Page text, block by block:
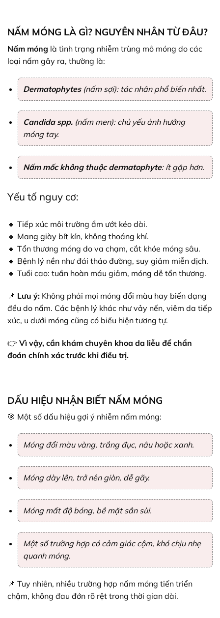
NẤM MÓNG LÀ GÌ? NGUYÊN NHÂN TỪ ĐÂU?
Nấm móng là tình trạng nhiễm trùng mô móng do các
loại nấm gây ra, thường là:
Dermatophytes(nấm sợi): tác nhân phổ biến nhất.
Candida spp.(nấm men): chủ yếu ảnh hưởng
móng tay.
Nấm mốc không thuộc dermatophyte: ít gặp hơn.
Yếu tố nguy cơ:
🔸 Tiếp xúc môi trường ẩm ướt kéo dài.
🔸 Mang giày bít kín, không thoáng khí.
🔸 Tổn thương móng do va chạm, cắt khóe móng sâu.
🔸 Bệnh lý nền như đái tháo đường, suy giảm miễn dịch.
🔸 Tuổi cao: tuần hoàn máu giảm, móng dễ tổn thương.
📌 Lưu ý: Không phải mọi móng đổi màu hay biến dạng
đều do nấm. Các bệnh lý khác như vảy nến, viêm da tiếp
xúc, u dưới móng cũng có biểu hiện tương tự.
👉 Vì vậy, cần khám chuyên khoa da liễu để chẩn
đoán chính xác trước khi điều trị.
DẤU HIỆU NHẬN BIẾT NẤM MÓNG
🎯 Một số dấu hiệu gợi ý nhiễm nấm móng:
Móng đổi màu vàng, trắng đục, nâu hoặc xanh.
Móng dày lên, trở nên giòn, dễ gãy.
Móng mất độ bóng, bề mặt sần sùi.
Một số trường hợp có cảm giác cộm, khó chịu nhẹ
quanh móng.
📌 Tuy nhiên, nhiều trường hợp nấm móng tiến triển
chậm, không đau đớn rõ rệt trong thời gian dài.